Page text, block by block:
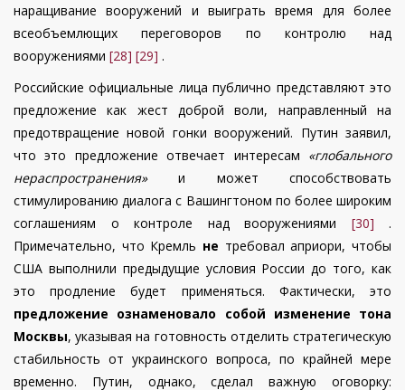
наращивание вооружений и выиграть время для более
всеобъемлющих переговоров по контролю над
вооружениями [28] [29] .
Российские официальные лица публично представляют это
предложение как жест доброй воли, направленный на
предотвращение новой гонки вооружений. Путин заявил,
что это предложение отвечает интересам «глобального
нераспространения»и может способствовать
стимулированию диалога с Вашингтоном по более широким
соглашениям о контроле над вооружениями [30] .
Примечательно, что Кремль не требовал априори, чтобы
США выполнили предыдущие условия России до того, как
это продление будет применяться. Фактически, это
предложение ознаменовало собой изменение тона
Москвы, указывая на готовность отделить стратегическую
стабильность от украинского вопроса, по крайней мере
временно. Путин, однако, сделал важную оговорку: